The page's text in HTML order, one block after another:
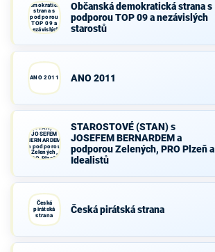
demokratická
strana s
podporou
TOP 09 a
nezávislých
starostů
Občanská demokratická strana s
podporou TOP 09 a nezávislých
starostů
ANO 2011 ANO 2011
(STAN) s
JOSEFEM
BERNARDEM
a podporou
Zelených,
PRO Plzeň a
STAROSTOVÉ (STAN) s
JOSEFEM BERNARDEM a
podporou Zelených, PRO Plzeň a
Idealistů
Česká
pirátská
strana
Česká pirátská strana